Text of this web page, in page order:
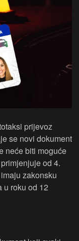
prijevoz
se novi dokument
neće biti moguće
od 4.
zakonsku
u roku od 12